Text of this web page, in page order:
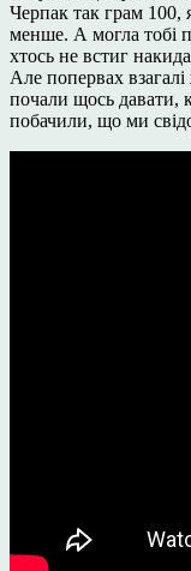
Черпак так грам 100,
менше. А могла тобі
хтось не встиг
Але попервах
почали щось давати,
побачили, що ми